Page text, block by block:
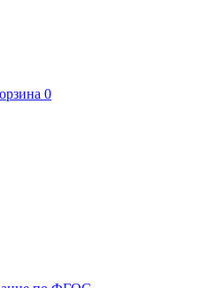
0